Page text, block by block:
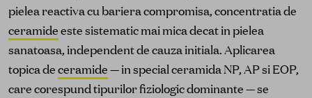
pielea reactiva cu bariera compromisa, concentratia de
ceramideeste sistematic mai mica decat in pielea
sanatoasa, independent de cauza initiala. Aplicarea
topica deceramide— in special ceramida NP, AP si EOP,
care corespund tipurilor fiziologic dominante — se